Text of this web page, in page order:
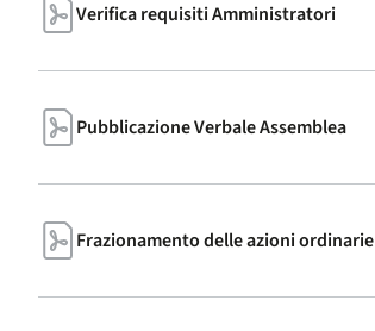
Verifica requisiti Amministratori
Pubblicazione Verbale Assemblea
Frazionamento delle azioni ordinarie